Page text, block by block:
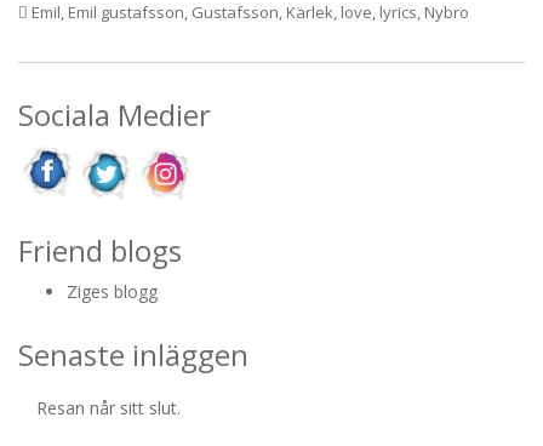
Emil, Emil gustafsson, Gustafsson, Kärlek, love, lyrics, Nybro
Sociala Medier
Friend blogs
Ziges blogg
Senaste inläggen
Resan når sitt slut.